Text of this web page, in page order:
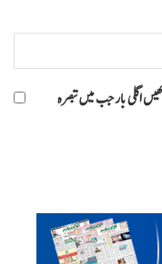
اگلی بار جب میں تبصرہ